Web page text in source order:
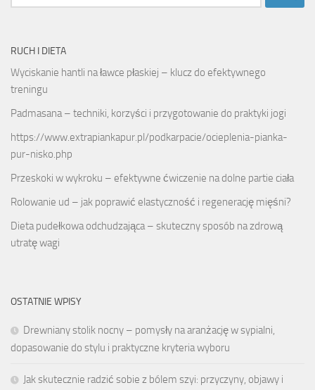
RUCH I DIETA
Wyciskanie hantli na ławce płaskiej – klucz do efektywnego
treningu
Padmasana – techniki, korzyści i przygotowanie do praktyki jogi
https://www.extrapiankapur.pl/podkarpacie/ocieplenia-pianka-
pur-nisko.php
Przeskoki w wykroku – efektywne ćwiczenie na dolne partie ciała
Rolowanie ud – jak poprawić elastyczność i regenerację mięśni?
Dieta pudełkowa odchudzająca – skuteczny sposób na zdrową
utratę wagi
OSTATNIE WPISY
Drewniany stolik nocny – pomysły na aranżację w sypialni,
dopasowanie do stylu i praktyczne kryteria wyboru
Jak skutecznie radzić sobie z bólem szyi: przyczyny, objawy i